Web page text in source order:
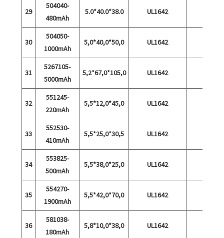
29
504040-
480mAh
5.0*40.0*38.0 UL1642
30
504050-
1000mAh
5,0*40,0*50,0 UL1642
31
5267105-
5000mAh
5,2*67,0*105,0 UL1642
32
551245-
220mAh
5,5*12,0*45,0 UL1642
33
552530-
410mAh
5,5*25,0*30,5 UL1642
34
553825-
500mAh
5,5*38,0*25,0 UL1642
35
554270-
1900mAh
5,5*42,0*70,0 UL1642
36
581038-
180mAh
5,8*10,0*38,0 UL1642